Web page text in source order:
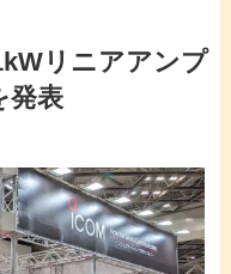
リニアアンプ
発表